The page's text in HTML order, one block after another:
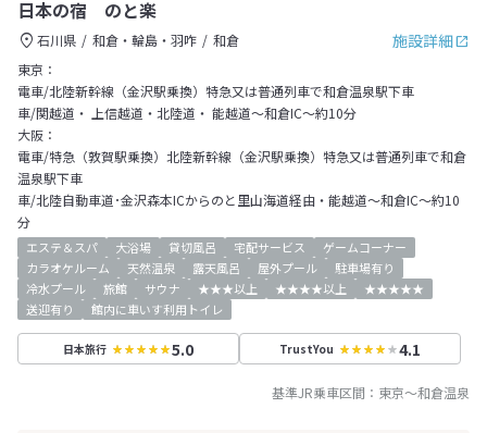
日本の宿 のと楽
施設詳細
石川県 和倉・輪島・羽咋
和倉
東京：
電車/北陸新幹線（金沢駅乗換）特急又は普通列車で和倉温泉駅下車
車/関越道・ 上信越道・北陸道・ 能越道～和倉IC～約10分
大阪：
電車/特急（敦賀駅乗換）北陸新幹線（金沢駅乗換）特急又は普通列車で和倉
温泉駅下車
車/北陸自動車道･金沢森本ICからのと里山海道経由・能越道～和倉IC～約10
分
エステ＆スパ 大浴場 貸切風呂 宅配サービス
ゲームコーナー
カラオケルーム
天然温泉 露天風呂 屋外プール
駐車場有り
冷水プール
旅館 サウナ ★★★以上 ★★★★以上
★★★★★
送迎有り
館内に車いす利用トイレ
日本旅行 5.0 TrustYou 4.1
基準JR乗車区間： 東京～和倉温泉